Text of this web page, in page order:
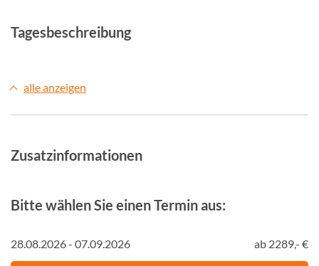
Tagesbeschreibung
alle anzeigen
Zusatzinformationen
Bitte wählen Sie einen Termin aus:
28.08.2026 - 07.09.2026 ab 2289,- €